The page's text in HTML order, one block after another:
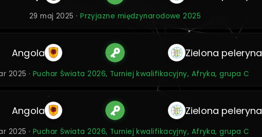
29 maj 2025 ·Przyjazne międzynarodowe 2025
Angola Zielona peleryna
2025 · Puchar Świata 2026, Turniej kwalifikacyjny, Afryka, grupa C
Angola Zielona peleryna
2025 · Puchar Świata 2026, Turniej kwalifikacyjny, Afryka, grupa C